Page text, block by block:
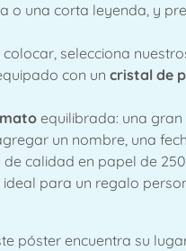
o una corta leyenda, y
selecciona
con un cristal de
equilibrada: una
un nombre, una
de calidad en papel de
ideal para un regalo
póster encuentra su